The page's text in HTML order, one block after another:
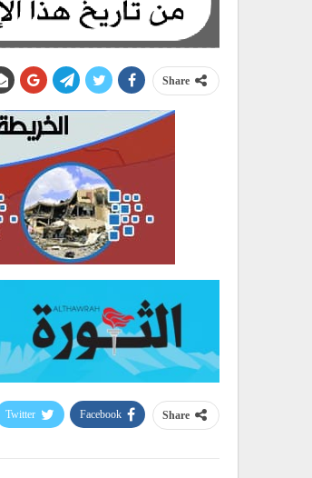
Share
Share
Facebook
Twitter